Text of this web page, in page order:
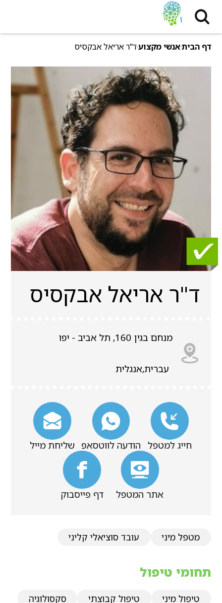
דף הביתאנשי מקצועד"ר אריאל אבקסיס
ד"ר אריאל אבקסיס
מנחם בגין 160, תל אביב - יפו
עברית,אנגלית
חייג למטפל הודעה לווטסאפ שליחת מייל
אתר המטפל דף פייסבוק
מטפל מיני עובד סוציאלי קליני
תחומי טיפול
טיפול מיני טיפול קבוצתי
סקסולוגיה